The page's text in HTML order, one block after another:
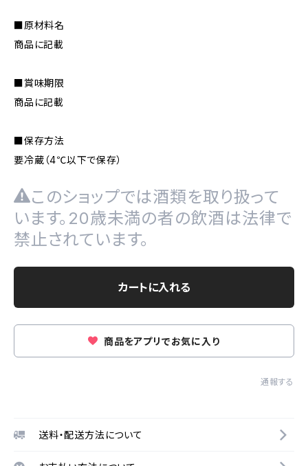
■原材料名
商品に記載
■賞味期限
商品に記載
■保存方法
要冷蔵（4℃以下で保存）
このショップでは酒類を取り扱って
います。20歳未満の者の飲酒は法律で
禁止されています。
カートに入れる
商品をアプリでお気に入り
通報する
送料・配送方法について